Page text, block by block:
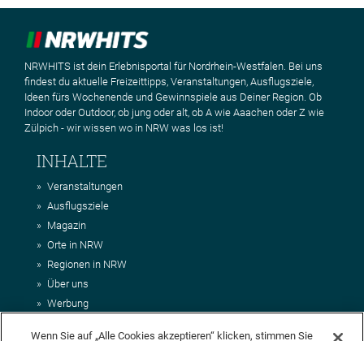
NRWHITS ist dein Erlebnisportal für Nordrhein-Westfalen. Bei uns
findest du aktuelle Freizeittipps, Veranstaltungen, Ausflugsziele,
Ideen fürs Wochenende und Gewinnspiele aus Deiner Region. Ob
Indoor oder Outdoor, ob jung oder alt, ob A wie Aaachen oder Z wie
Zülpich - wir wissen wo in NRW was los ist!
INHALTE
Veranstaltungen
Ausflugsziele
Magazin
Orte in NRW
Regionen in NRW
Über uns
Werbung
Wenn Sie auf „Alle Cookies akzeptieren“ klicken, stimmen Sie